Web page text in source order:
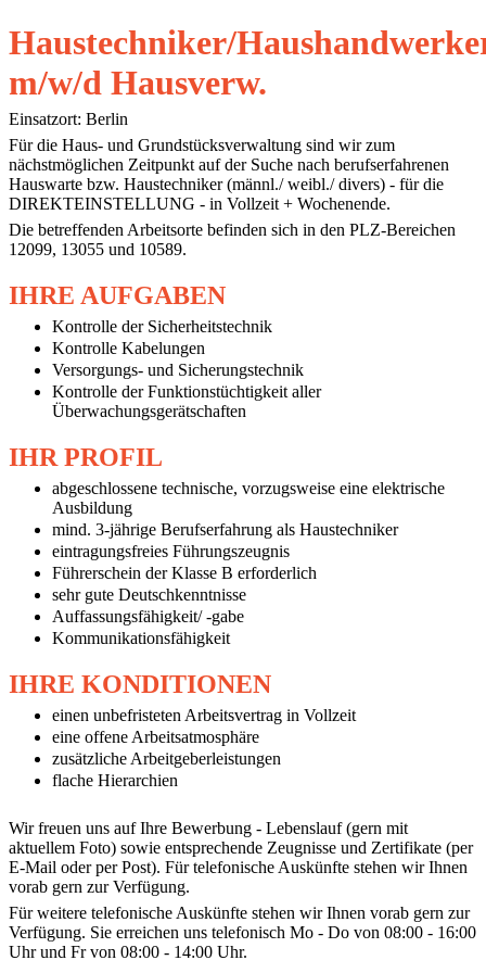
Haustechniker/
m/w/d Hausverw.
Einsatzort: Berlin
Für die Haus- und Grundstücksverwaltung sind wir zum
nächstmöglichen Zeitpunkt auf der Suche nach berufserfahrenen
Hauswarte bzw. Haustechniker (männl./ weibl./ divers) - für die
DIREKTEINSTELLUNG - in Vollzeit + Wochenende.
Die betreffenden Arbeitsorte befinden sich in den PLZ-Bereichen
12099, 13055 und 10589.
IHRE AUFGABEN
Kontrolle der Sicherheitstechnik
Kontrolle Kabelungen
Versorgungs- und Sicherungstechnik
Kontrolle der Funktionstüchtigkeit aller
Überwachungsgerätschaften
IHR PROFIL
abgeschlossene technische, vorzugsweise eine elektrische
Ausbildung
mind. 3-jährige Berufserfahrung als Haustechniker
eintragungsfreies Führungszeugnis
Führerschein der Klasse B erforderlich
sehr gute Deutschkenntnisse
Auffassungsfähigkeit/ -gabe
Kommunikationsfähigkeit
IHRE KONDITIONEN
einen unbefristeten Arbeitsvertrag in Vollzeit
eine offene Arbeitsatmosphäre
zusätzliche Arbeitgeberleistungen
flache Hierarchien
Wir freuen uns auf Ihre Bewerbung - Lebenslauf (gern mit
aktuellem Foto) sowie entsprechende Zeugnisse und Zertifikate (per
E-Mail oder per Post). Für telefonische Auskünfte stehen wir Ihnen
vorab gern zur Verfügung.
Für weitere telefonische Auskünfte stehen wir Ihnen vorab gern zur
Verfügung. Sie erreichen uns telefonisch Mo - Do von 08:00 - 16:00
Uhr und Fr von 08:00 - 14:00 Uhr.